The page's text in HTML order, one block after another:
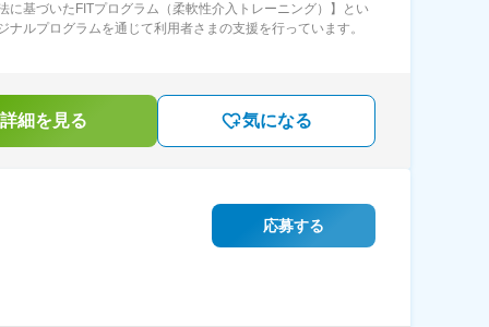
に基づいたFITプログラム（柔軟性介入トレーニング）】とい
ナルプログラムを通じて利用者さまの支援を行っています。
細を見る 気になる
応募する